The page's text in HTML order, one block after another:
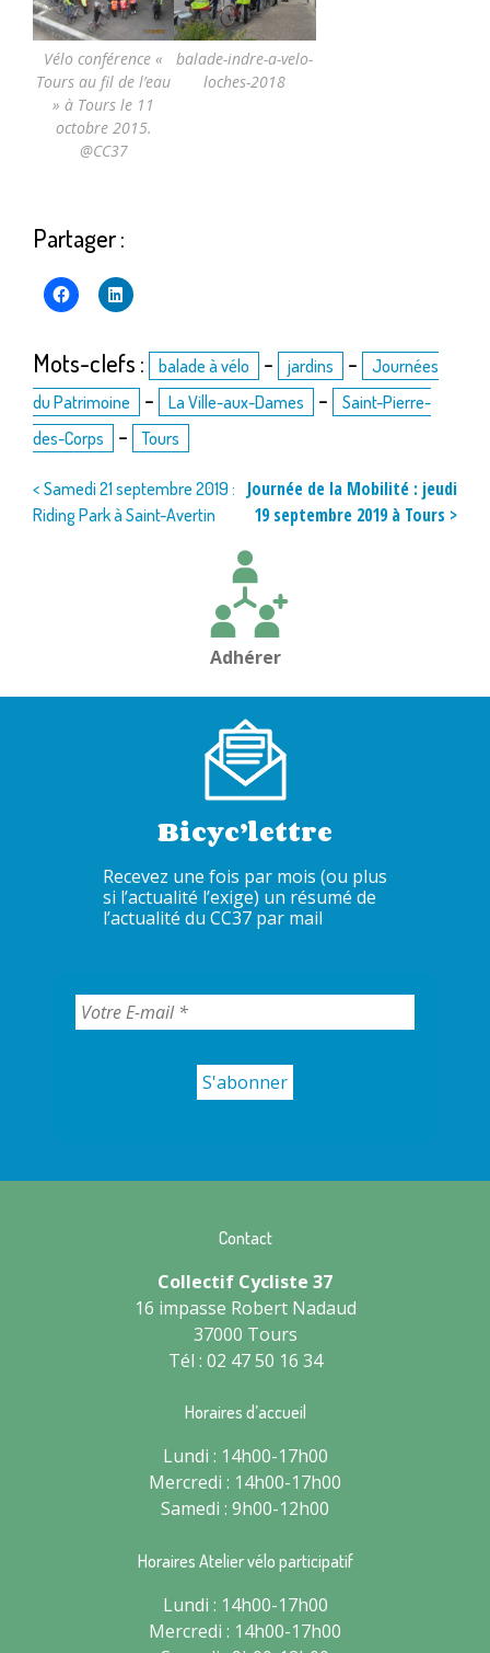
Vélo conférence «
Tours au fil de l’eau
» à Tours le 11
octobre 2015.
@CC37
balade-indre-a-velo-
loches-2018
Partager :
Mots-clefs : balade à vélo - jardins -
Journées
du Patrimoine
- La Ville-aux-Dames -
Saint-Pierre-
des-Corps
- Tours
Navigation
de
< Samedi 21 septembre 2019 :
Riding Park à Saint-Avertin
Journée de la Mobilité : jeudi
19 septembre 2019 à Tours >
Adhérer
Bicyc’lettre
Recevez une fois par mois (ou plus
si l’actualité l’exige) un résumé de
l’actualité du CC37 par mail
Contact
Collectif Cycliste 37
16 impasse Robert Nadaud
37000 Tours
Tél : 02 47 50 16 34
Horaires d’accueil
Lundi : 14h00-17h00
Mercredi : 14h00-17h00
Samedi : 9h00-12h00
Horaires Atelier vélo participatif
Lundi : 14h00-17h00
Mercredi : 14h00-17h00